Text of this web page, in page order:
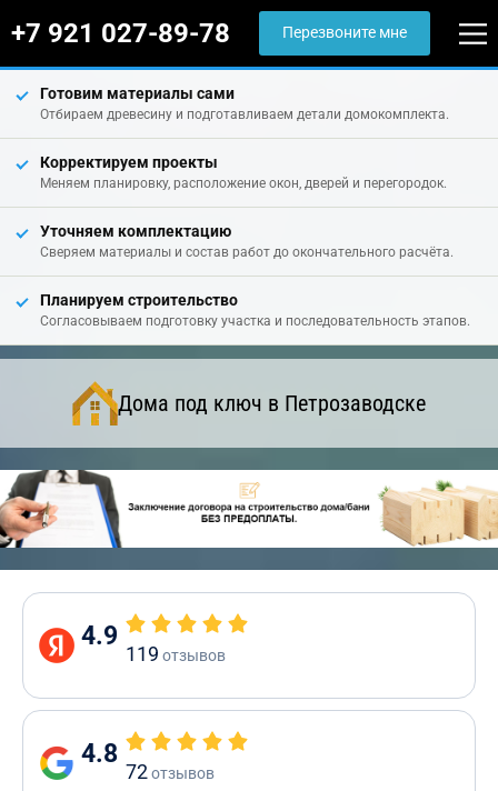
+7 921 027-89-78 Перезвоните мне
Готовим материалы сами
Отбираем древесину и подготавливаем детали домокомплекта.
Корректируем проекты
Меняем планировку, расположение окон, дверей и перегородок.
Уточняем комплектацию
Сверяем материалы и состав работ до окончательного расчёта.
Планируем строительство
Согласовываем подготовку участка и последовательность этапов.
Дома под ключ в Петрозаводске
4.9
119 отзывов
4.8
72отзывов